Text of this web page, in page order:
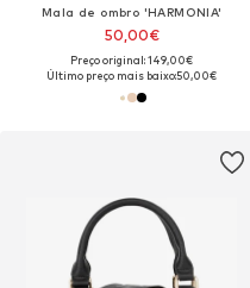
Mala de ombro 'HARMONIA'
50,00€
Preço original: 149,00€
Último preço mais baixo:50,00€